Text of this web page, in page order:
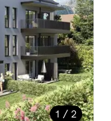
1 / 2